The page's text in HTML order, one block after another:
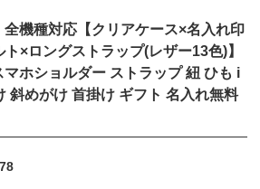
全機種対応【クリアケース×名入れ印
×ロングストラップ(レザー13色)】
ホショルダー ストラップ 紐 ひも i
斜めがけ 首掛け ギフト 名入れ無料